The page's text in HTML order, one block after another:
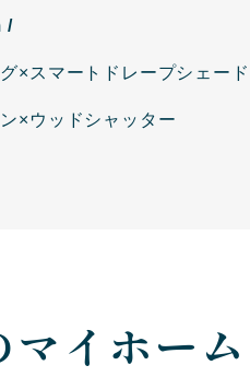
/
×スマートドレープシェード
×ウッドシャッター
マイホー